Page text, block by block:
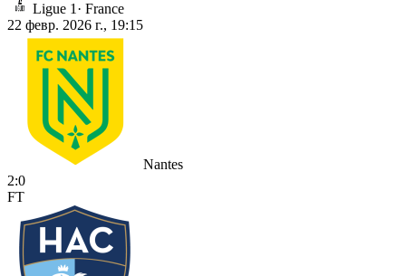
Ligue 1 · France
22 февр. 2026 г., 19:15
Nantes
2:0
FT